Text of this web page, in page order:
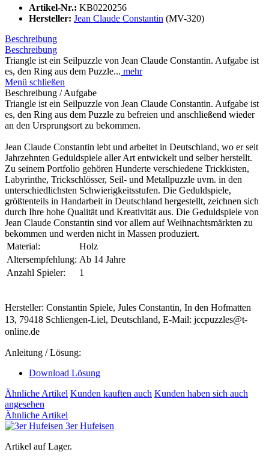
Artikel-Nr.: KB0220256
Hersteller: Jean Claude Constantin (MV-320)
Beschreibung
Beschreibung
Triangle ist ein Seilpuzzle von Jean Claude Constantin. Aufgabe ist
es, den Ring aus dem Puzzle... mehr
Menü schließen
Beschreibung / Aufgabe
Triangle ist ein Seilpuzzle von Jean Claude Constantin. Aufgabe ist
es, den Ring aus dem Puzzle zu befreien und anschließend wieder
an den Ursprungsort zu bekommen.
Jean Claude Constantin lebt und arbeitet in Deutschland, wo er seit
Jahrzehnten Geduldspiele aller Art entwickelt und selber herstellt.
Zu seinem Portfolio gehören Hunderte verschiedene Trickkisten,
Labyrinthe, Trickschlösser, Seil- und Metallpuzzle uvm. in den
unterschiedlichsten Schwierigkeitsstufen. Die Geduldspiele,
größtenteils in Handarbeit in Deutschland hergestellt, zeichnen sich
durch Ihre hohe Qualität und Kreativität aus. Die Geduldspiele von
Jean Claude Constantin sind vor allem auf Weihnachtsmärkten zu
bekommen und werden nicht in Massen produziert.
Material:
Holz
Altersempfehlung: Ab 14 Jahre
Anzahl Spieler:
1
Hersteller: Constantin Spiele, Jules Constantin, In den Hofmatten
13, 79418 Schliengen-Liel, Deutschland, E-Mail: jccpuzzles@t-
online.de
Anleitung / Lösung:
Download Lösung
Ähnliche Artikel Kunden kauften auch Kunden haben sich auch
angesehen
Ähnliche Artikel
3er Hufeisen
Artikel auf Lager.